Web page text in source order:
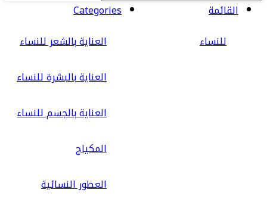
القائمة
Categories
للنساء
العناية بالشعر للنساء
العناية بالبشرة للنساء
العناية بالجسم للنساء
المكياج
العطور النسائية